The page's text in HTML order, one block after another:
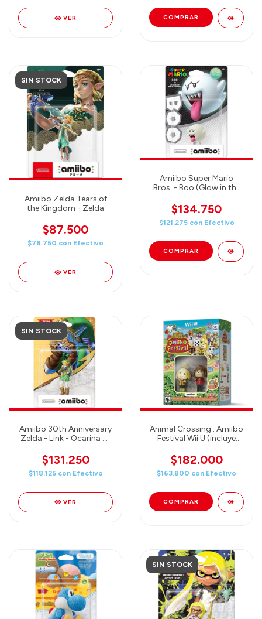
VER
SIN STOCK
Amiibo Zelda Tears of
the Kingdom - Zelda
$87.500
$78.750 con Efectivo
VER
Amiibo Super Mario
Bros. - Boo (Glow in the
$134.750
$121.275 con Efectivo
SIN STOCK
Amiibo 30th Anniversary
Zelda - Link - Ocarina of
$131.250
$118.125 con Efectivo
VER
Animal Crossing : Amiibo
Festival Wii U (incluye
$182.000
$163.800 con Efectivo
SIN STOCK